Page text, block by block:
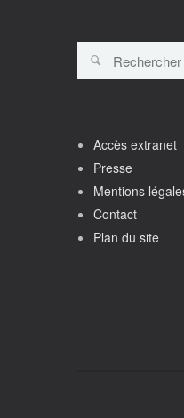
Accès extranet
Presse
Mentions
Contact
Plan du site